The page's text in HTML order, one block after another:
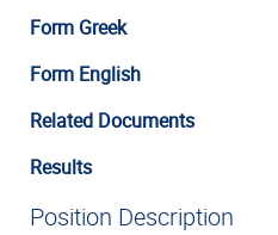
Form Greek
Form English
Related Documents
Results
Position Description